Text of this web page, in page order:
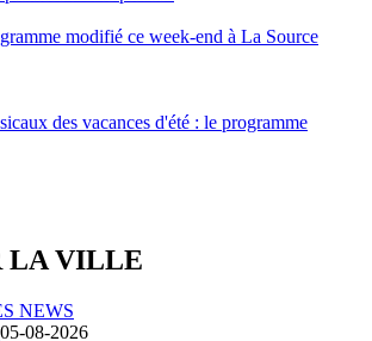
modifié ce week-end à La Source
des vacances d'été : le programme
LAVILLE
NEWS
05-08-2026